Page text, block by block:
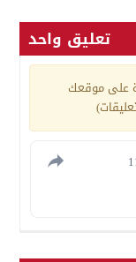
تعليق واحد
على موقعك